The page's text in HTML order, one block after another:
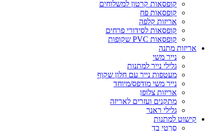
קופסאות קרטון למשלוחים
קופסאות פח
אריזות קלפה
קופסאות לסידורי פרחים
קופסאות PVC שקופות
אריזות מתנה
נייר משי
גלילי נייר למתנות
מעטפות נייר עם חלון שקוף
נייר משי מודפס/מיוחד
אריזות צלופן
מתקנים ועזרים לאריזה
גלילי ראנר
קישוט למתנות
סרטי בד